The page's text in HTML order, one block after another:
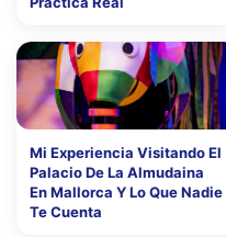
Mi Experiencia Visitando El
Palacio De La Almudaina
En Mallorca Y Lo Que Nadie
Te Cuenta